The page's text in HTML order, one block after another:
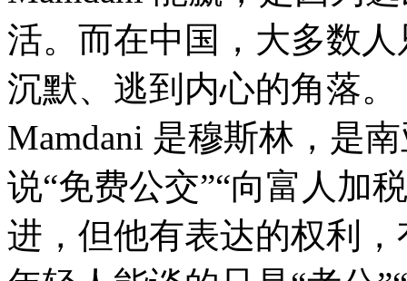
活。而在中国，大多数
沉默、逃到内心的角落。
Mamdani 是穆斯林，是
说“免费公交”“向富人加
进，但他有表达的权利